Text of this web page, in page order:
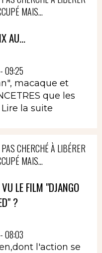
MAIS...
AU...
09:25
macaque et
que les
Lire la suite
CHERCHÉ À LIBÉRER
MAIS...
LE FILM "DJANGO
?
08:03
l'action se